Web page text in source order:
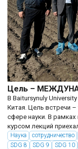
Цель –
В Baitursynuly
Китая. Цель встречи
сфере науки. В
курсом лекций
Наука сотрудничество
SDG 8
SDG 9 SDG 10